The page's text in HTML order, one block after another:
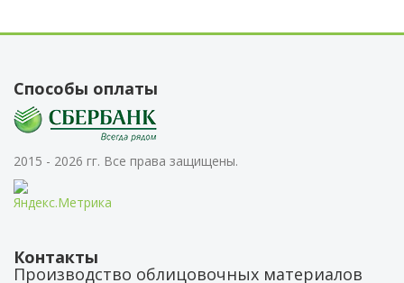
Способы оплаты
2015 - 2026 гг. Все права защищены.
Контакты
Производство облицовочных материалов